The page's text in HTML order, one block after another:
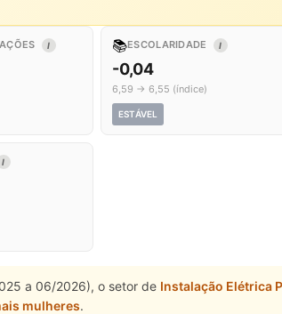
I 📚ESCOLARIDADE I
-0,04
6,59 → 6,55 (índice)
ESTÁVEL
I
a 06/2026), o setor de Instalação Elétrica
mulheres.